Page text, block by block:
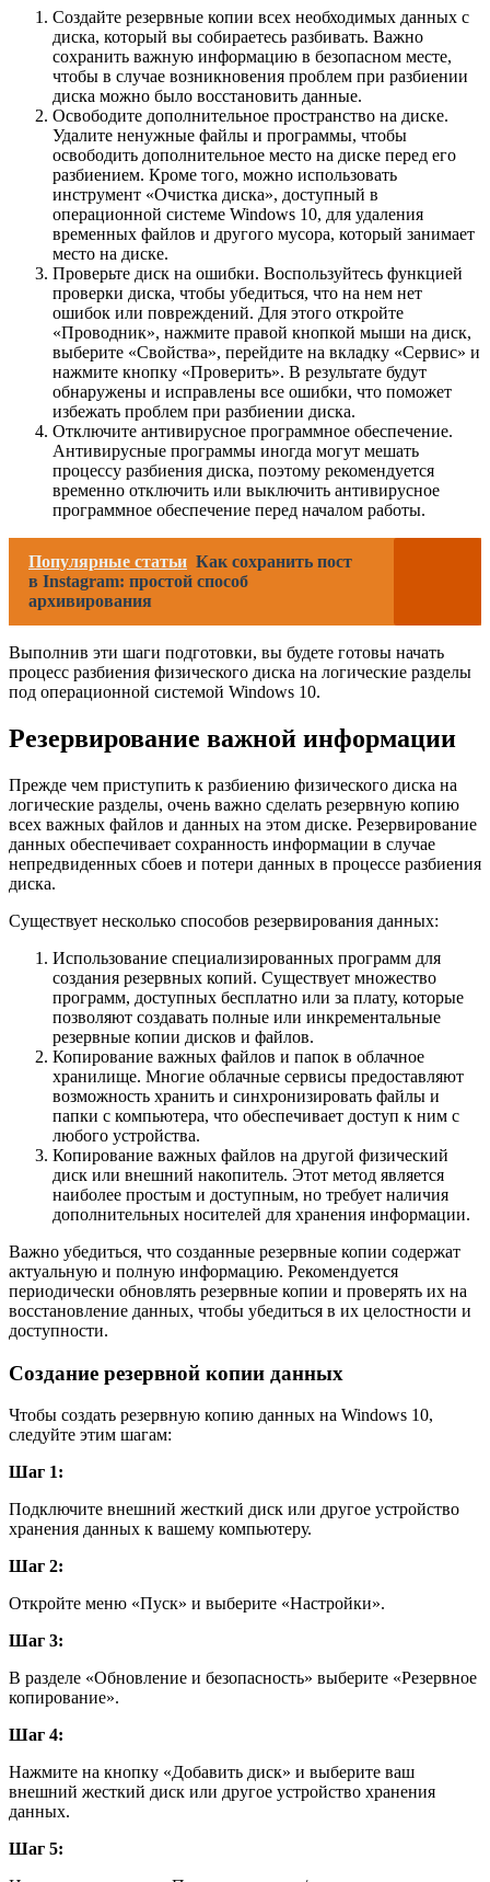
Создайте резервные копии всех необходимых данных с
диска, который вы собираетесь разбивать. Важно
сохранить важную информацию в безопасном месте,
чтобы в случае возникновения проблем при разбиении
диска можно было восстановить данные.
Освободите дополнительное пространство на диске.
Удалите ненужные файлы и программы, чтобы
освободить дополнительное место на диске перед его
разбиением. Кроме того, можно использовать
инструмент «Очистка диска», доступный в
операционной системе Windows 10, для удаления
временных файлов и другого мусора, который занимает
место на диске.
Проверьте диск на ошибки. Воспользуйтесь функцией
проверки диска, чтобы убедиться, что на нем нет
ошибок или повреждений. Для этого откройте
«Проводник», нажмите правой кнопкой мыши на диск,
выберите «Свойства», перейдите на вкладку «Сервис» и
нажмите кнопку «Проверить». В результате будут
обнаружены и исправлены все ошибки, что поможет
избежать проблем при разбиении диска.
Отключите антивирусное программное обеспечение.
Антивирусные программы иногда могут мешать
процессу разбиения диска, поэтому рекомендуется
временно отключить или выключить антивирусное
программное обеспечение перед началом работы.
Популярные статьи Как сохранить пост
в Instagram: простой способ
архивирования
Выполнив эти шаги подготовки, вы будете готовы начать
процесс разбиения физического диска на логические разделы
под операционной системой Windows 10.
Резервирование важной информации
Прежде чем приступить к разбиению физического диска на
логические разделы, очень важно сделать резервную копию
всех важных файлов и данных на этом диске. Резервирование
данных обеспечивает сохранность информации в случае
непредвиденных сбоев и потери данных в процессе разбиения
диска.
Существует несколько способов резервирования данных:
Использование специализированных программ для
создания резервных копий. Существует множество
программ, доступных бесплатно или за плату, которые
позволяют создавать полные или инкрементальные
резервные копии дисков и файлов.
Копирование важных файлов и папок в облачное
хранилище. Многие облачные сервисы предоставляют
возможность хранить и синхронизировать файлы и
папки с компьютера, что обеспечивает доступ к ним с
любого устройства.
Копирование важных файлов на другой физический
диск или внешний накопитель. Этот метод является
наиболее простым и доступным, но требует наличия
дополнительных носителей для хранения информации.
Важно убедиться, что созданные резервные копии содержат
актуальную и полную информацию. Рекомендуется
периодически обновлять резервные копии и проверять их на
восстановление данных, чтобы убедиться в их целостности и
доступности.
Создание резервной копии данных
Чтобы создать резервную копию данных на Windows 10,
следуйте этим шагам:
Шаг 1:
Подключите внешний жесткий диск или другое устройство
хранения данных к вашему компьютеру.
Шаг 2:
Откройте меню «Пуск» и выберите «Настройки».
Шаг 3:
В разделе «Обновление и безопасность» выберите «Резервное
копирование».
Шаг 4:
Нажмите на кнопку «Добавить диск» и выберите ваш
внешний жесткий диск или другое устройство хранения
данных.
Шаг 5: